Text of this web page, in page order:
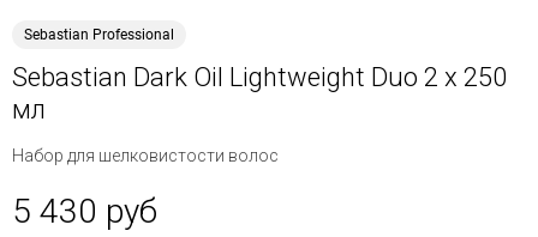
Sebastian Professional
Sebastian Dark Oil Lightweight Duo 2 x 250
мл
Набор для шелковистости волос
5 430 руб